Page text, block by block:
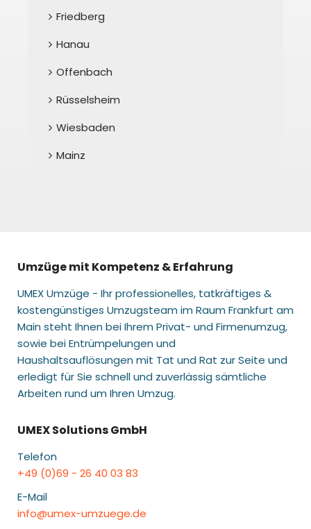
Friedberg
Hanau
Offenbach
Rüsselsheim
Wiesbaden
Mainz
Umzüge mit Kompetenz & Erfahrung
UMEX Umzüge - Ihr professionelles, tatkräftiges &
kostengünstiges Umzugsteam im Raum Frankfurt am
Main steht Ihnen bei Ihrem Privat- und Firmenumzug,
sowie bei Entrümpelungen und
Haushaltsauflösungen mit Tat und Rat zur Seite und
erledigt für Sie schnell und zuverlässig sämtliche
Arbeiten rund um Ihren Umzug.
UMEX Solutions GmbH
Telefon
+49 (0)69 - 26 40 03 83
E-Mail
info@umex-umzuege.de